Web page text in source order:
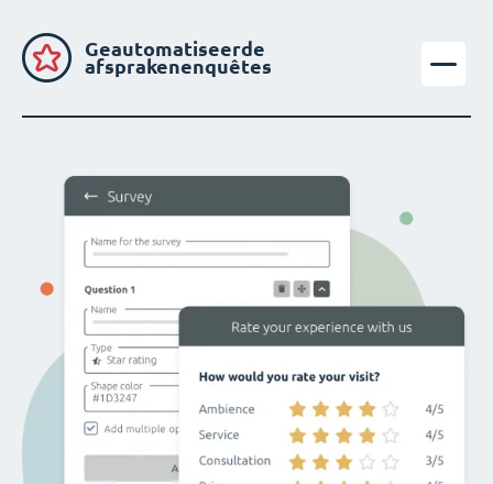
Geautomatiseerde
afsprakenenquêtes